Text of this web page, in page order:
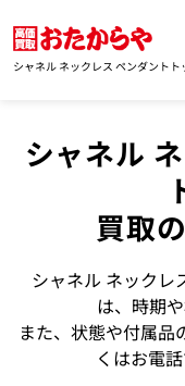
シャネル ネックレス ペンダントト
シャネル
買取
シャネル ネックレ
は、時期
また、状態や付属品
くはお電